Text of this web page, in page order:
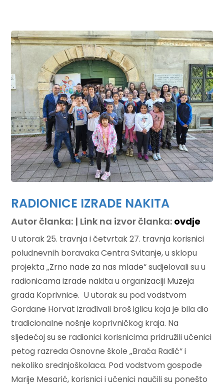
RADIONICE IZRADE NAKITA
Autor članka: | Link na izvor članka: ovdje
U utorak 25. travnja i četvrtak 27. travnja korisnici
poludnevnih boravaka Centra Svitanje, u sklopu
projekta „Zrno nade za nas mlade“ sudjelovali su u
radionicama izrade nakita u organizaciji Muzeja
grada Koprivnice. U utorak su pod vodstvom
Gordane Horvat izrađivali broš iglicu koja je bila dio
tradicionalne nošnje koprivničkog kraja. Na
sljedećoj su se radionici korisnicima pridružili učenici
petog razreda Osnovne škole „Braća Radić“ i
nekoliko srednjoškolaca. Pod vodstvom gospođe
Marije Mesarić, korisnici i učenici naučili su ponešto